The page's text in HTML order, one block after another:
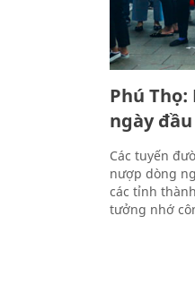
Phú
ngày
Các tuyến
nượp dòng
các tỉnh
tưởng nhớ